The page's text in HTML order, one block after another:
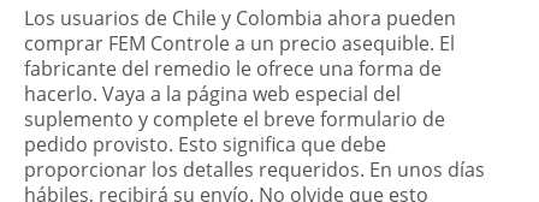
Los usuarios de Chile y Colombia ahora pueden
comprar FEM Controle a un precio asequible. El
fabricante del remedio le ofrece una forma de
hacerlo. Vaya a la página web especial del
suplemento y complete el breve formulario de
pedido provisto. Esto significa que debe
proporcionar los detalles requeridos. En unos días
hábiles, recibirá su envío. No olvide que esto